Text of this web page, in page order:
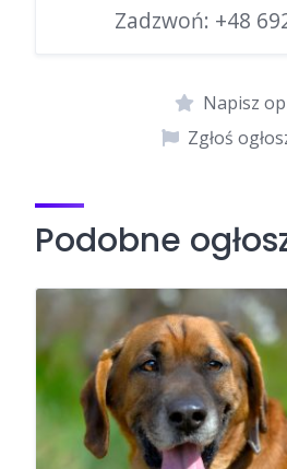
Zadzwoń: +48
Napisz
Zgłoś
Podobne